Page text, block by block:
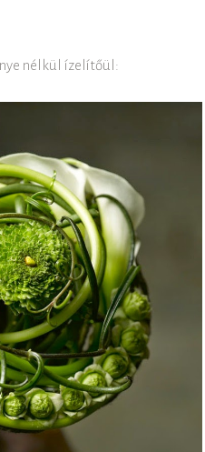
nélkül ízelítőül: